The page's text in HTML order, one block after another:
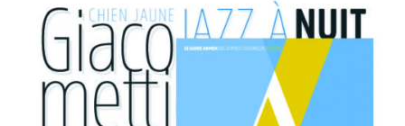
être
choisies